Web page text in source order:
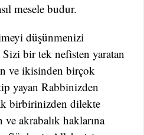
mesele budur.
düşünmenizi
bir tek nefisten yaratan
ve ikisinden birçok
yayan Rabbinizden
birbirinizden dilekte
akrabalık haklarına